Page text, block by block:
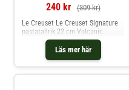
240 kr (309 kr)
Läs mer här
Le Creuset Le Creuset Signature
pastatallrik 22 cm Volcanic